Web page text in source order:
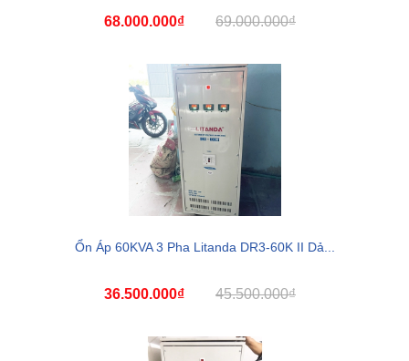
68.000.000₫ 69.000.000₫
Ổn Áp 60KVA 3 Pha Litanda DR3-60K II Dả...
36.500.000₫ 45.500.000₫